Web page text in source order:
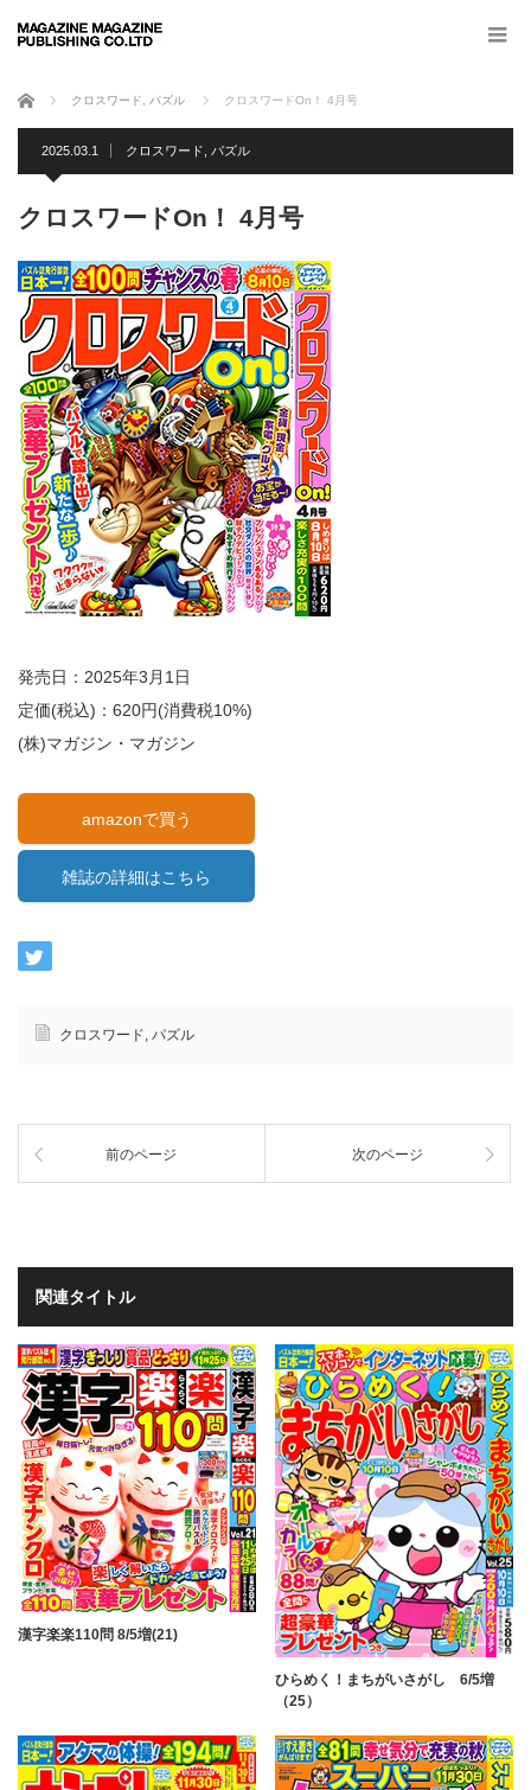
ホーム クロスワード パズル クロスワードOn！ 4月号
2025.03.1 クロスワード パズル
クロスワードOn！ 4月号
発売日：2025年3月1日
定価(税込)：620円(消費税10%)
(株)マガジン・マガジン
amazonで買う
雑誌の詳細はこちら
クロスワード パズル
前のページ 次のページ
関連タイトル
漢字楽楽110問 8/5増(21)
ひらめく！まちがいさがし 6/5増
（25）